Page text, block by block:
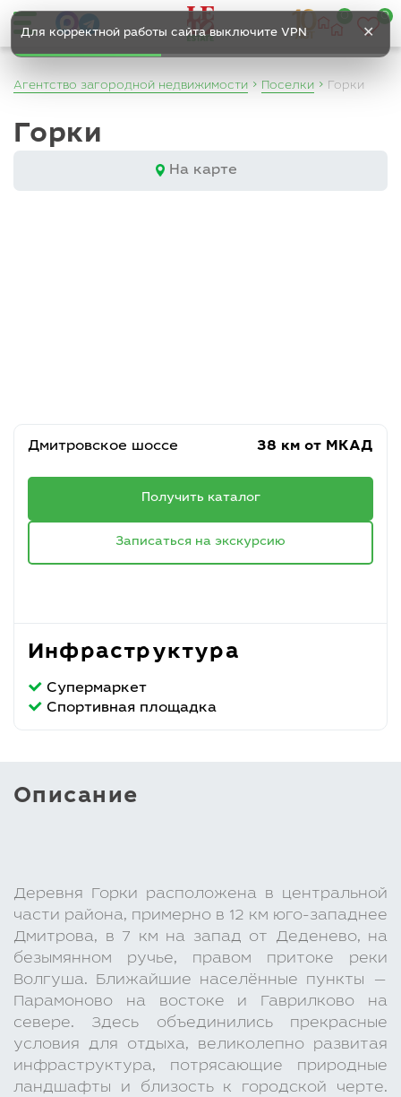
Для корректной работы сайта выключите VPN ✕
0
Агентство загородной недвижимости Поселки Горки
Горки
На карте
Дмитровское шоссе 38 км от МКАД
Получить каталог
Записаться на экскурсию
Инфраструктура
Супермаркет
Спортивная площадка
Описание
Деревня Горки расположена в центральной
части района, примерно в 12 км юго-западнее
Дмитрова, в 7 км на запад от Деденево, на
безымянном ручье, правом притоке реки
Волгуша. Ближайшие населённые пункты —
Парамоново на востоке и Гаврилково на
севере. Здесь объединились прекрасные
условия для отдыха, великолепно развитая
инфраструктура, потрясающие природные
ландшафты и близость к городской черте.